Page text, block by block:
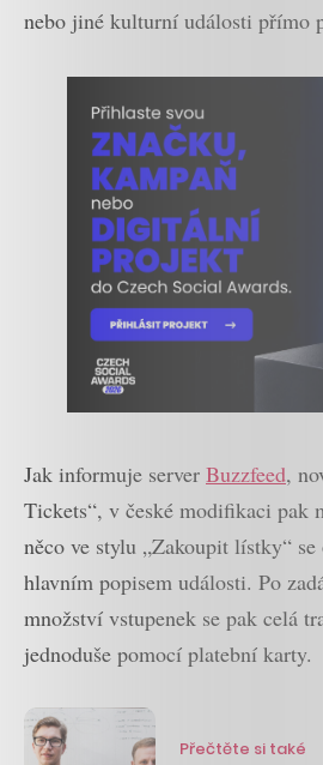
nebo jiné kulturní události přímo
Jak informuje server Buzzfeed,
Tickets“, v české modifikaci pak
něco ve stylu „Zakoupit lístky“
hlavním popisem události. Po
množství vstupenek se pak celá
jednoduše pomocí platební karty.
Přečtěte si také